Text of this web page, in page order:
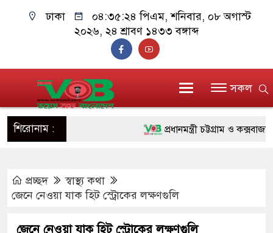
ঢাকা ০৪:৩৫:২৫ পিএম, শনিবার, ০৮ অগাস্ট
২০২৬, ২৪ শ্রাবণ ১৪৩৩ বঙ্গাব্দ
সকল
শিরোনাম : প্রধানমন্ত্রী চট্টগ্রাম ও কক্সবাজারে
প্রচ্ছদ
স্বাস্থ্য কথা
জেনে নেওয়া যাক হিট স্ট্রোকের লক্ষণগুলি
জেনে নেওয়া যাক হিট স্ট্রোকের লক্ষণগুলি